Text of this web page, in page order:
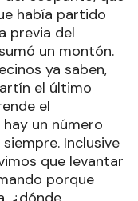
había partido
previa del
un montón.
ya saben,
el último
el
un número
Inclusive
que levantar
porque